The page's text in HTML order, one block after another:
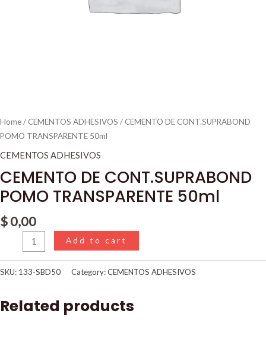
Home/ CEMENTOS ADHESIVOS / CEMENTO DE CONT.SUPRABOND
POMO TRANSPARENTE 50ml
CEMENTOS ADHESIVOS
CEMENTO DE CONT.SUPRABOND
POMO TRANSPARENTE 50ml
$0,00
Add to cart
SKU: 133-SBD50 Category:CEMENTOS ADHESIVOS
Related products